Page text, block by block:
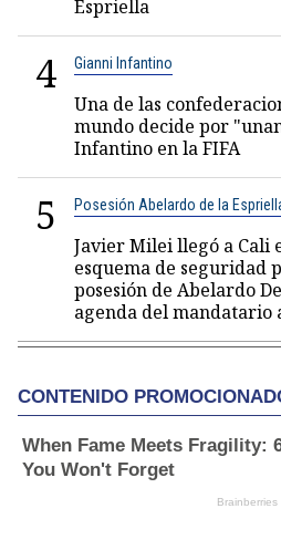
Espriella
4 Gianni Infantino
Una de las
mundo decide por
Infantino en la FIFA
5 Posesión Abelardo de la
Javier Milei llegó a Cali
esquema de seguridad
posesión de Abelardo
agenda del mandatario